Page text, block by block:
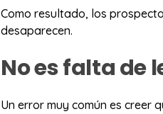
Como resultado, los
desaparecen.
No es falta de
Un error muy común es creer